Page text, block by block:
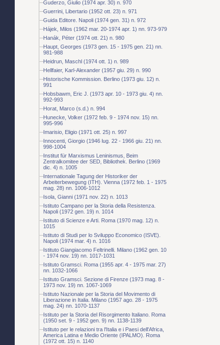
Guderzo, Giulio (1974 apr. 30) n. 970
Guerrini, Libertario (1952 ott. 23) n. 971
Guida Editore. Napoli (1974 gen. 31) n. 972
Hájek, Milos (1962 mar. 20-1974 apr. 1) nn. 973-979
Hanák, Péter (1974 ott. 21) n. 980
Haupt, Georges (1973 gen. 15 - 1975 gen. 21) nn.
981-988
Heidrun, Maschl (1974 ott. 1) n. 989
Hellfaier, Karl-Alexander (1957 giu. 29) n. 990
Historische Kommission. Berlino (1973 giu. 12) n.
991
Hobsbawm, Eric J. (1973 apr. 10 - 1973 giu. 4) nn.
992-993
Horat, Marco (s.d.) n. 994
Hunecke, Volker (1972 feb. 9 - 1974 nov. 15) nn.
995-996
Imarisio, Eligio (1971 ott. 25) n. 997
Innocenti, Giorgio (1946 lug. 22 - 1966 giu. 21) nn.
998-1004
Institut für Marxismus Leninismus, Beim
Zentralkomitee der SED, Bibliothek. Berlino (1969
dic. 4) n. 1005
Internationale Tagung der Historiker der
Arbeiterbewegung (ITH). Vienna (1972 feb. 1 - 1975
mag. 28) nn. 1006-1012
Isola, Gianni (1971 nov. 22) n. 1013
Istituto Campano per la Storia della Resistenza.
Napoli (1972 gen. 19) n. 1014
Istituto di Scienze e Arti. Roma (1970 mag. 12) n.
1015
Istituto di Studi per lo Sviluppo Economico (ISVE).
Napoli (1974 mar. 4) n. 1016
Istituto Giangiacomo Feltrinelli. Milano (1962 gen. 10
- 1974 nov. 19) nn. 1017-1031
Istituto Gramsci. Roma (1955 apr. 4 - 1975 mar. 27)
nn. 1032-1066
Istituto Gramsci. Sezione di Firenze (1973 mag. 8 -
1973 nov. 19) nn. 1067-1069
Istituto Nazionale per la Storia del Movimento di
Liberazione in Italia. Milano (1957 ago. 28 - 1975
mag. 24) nn. 1070-1137
Istituto per la Storia del Risorgimento Italiano. Roma
(1950 set. 9 - 1952 gen. 9) nn. 1138-1139
Istituto per le relazioni tra l'Italia e i Paesi dell'Africa,
America Latina e Medio Oriente (IPALMO). Roma
(1972 ott. 15) n. 1140